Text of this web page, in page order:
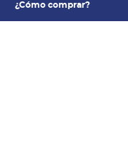
¿Cómo comprar?